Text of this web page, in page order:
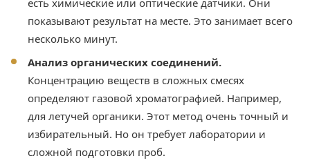
показывают результат на месте. Это занимает всего
несколько минут.
Анализ органических соединений.
Концентрацию веществ в сложных смесях
определяют газовой хроматографией. Например,
для летучей органики. Этот метод очень точный и
избирательный. Но он требует лаборатории и
сложной подготовки проб.